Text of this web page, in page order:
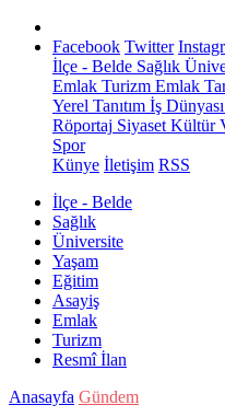
Facebook Twitter
İlçe - Belde Sağlık
Emlak Turizm Emlak
Yerel Tanıtım İş Dünyası
Röportaj Siyaset Kültür
Spor
Künye İletişim RSS
İlçe - Belde
Sağlık
Üniversite
Yaşam
Eğitim
Asayiş
Emlak
Turizm
Resmî İlan
Anasayfa Gündem